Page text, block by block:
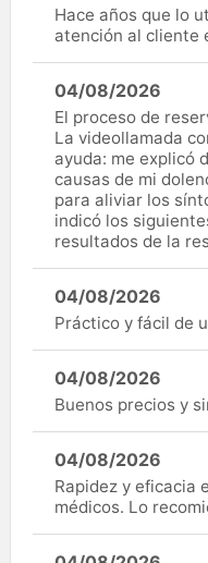
Hace años que lo
atención al cliente
04/08/2026
El proceso de
La videollamada
ayuda: me explicó
causas de mi
para aliviar los
indicó los
resultados de la
04/08/2026
Práctico y fácil de
04/08/2026
Buenos precios y
04/08/2026
Rapidez y eficacia
médicos. Lo